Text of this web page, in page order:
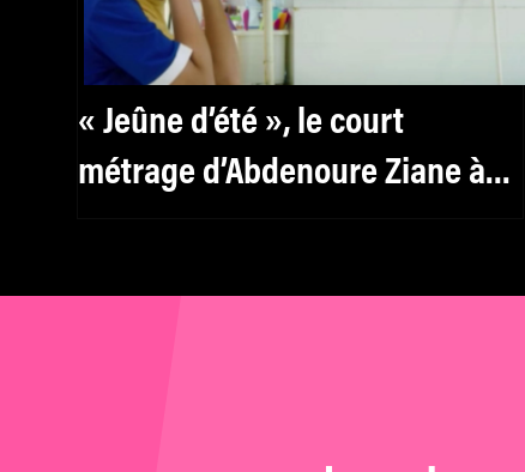
« Jeûne d’été », le court
métrage d’Abdenoure Ziane à